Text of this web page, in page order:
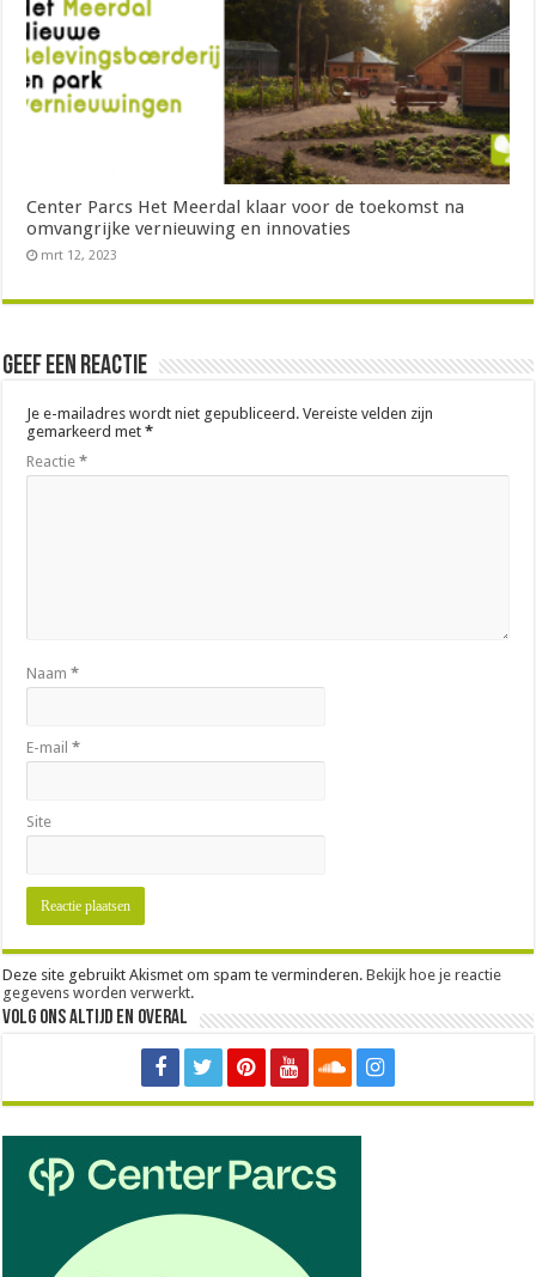
Center Parcs Het Meerdal klaar voor de toekomst na
omvangrijke vernieuwing en innovaties
mrt 12, 2023
Geef een reactie
Je e-mailadres wordt niet gepubliceerd. Vereiste velden zijn
gemarkeerd met*
Reactie*
Naam*
E-mail*
Site
Deze site gebruikt Akismet om spam te verminderen.Bekijk hoe je reactie
gegevens worden verwerkt.
Volg ons altijd en overal